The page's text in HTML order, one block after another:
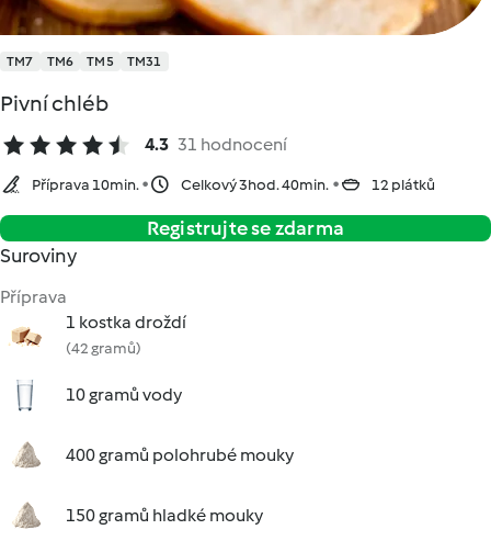
TM7 TM6 TM5 TM31
Pivní chléb
4.3 31 hodnocení
Příprava 10min. Celkový 3hod. 40min. 12 plátků
Registrujte se zdarma
Suroviny
Příprava
1 kostka droždí
(42 gramů)
10 gramů vody
400 gramů polohrubé mouky
150 gramů hladké mouky